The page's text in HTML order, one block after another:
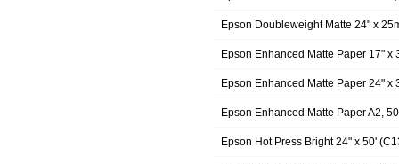
Epson Doubleweight Matte 24" x
Epson Enhanced Matte Paper 17" x
Epson Enhanced Matte Paper 24" x
Epson Enhanced Matte Paper A2,
Epson Hot Press Bright 24" x 50'